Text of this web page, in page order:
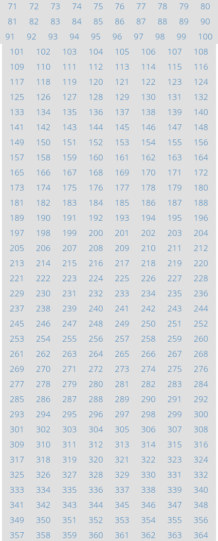
71
72 73 74 75 76 77 78 79
80
81
82 83 84 85 86 87 88 89
90
91
92 93 94 95 96 97 98 99
100
101
102 103 104 105 106 107
108
109
110 111 112 113 114 115
116
117
118 119 120 121 122 123
124
125
126 127 128 129 130 131
132
133
134 135 136 137 138 139
140
141
142 143 144 145 146 147
148
149
150 151 152 153 154 155
156
157
158 159 160 161 162 163
164
165
166 167 168 169 170 171
172
173
174 175 176 177 178 179
180
181
182 183 184 185 186 187
188
189
190 191 192 193 194 195
196
197
198 199 200 201 202 203
204
205
206 207 208 209 210 211
212
213
214 215 216 217 218 219
220
221
222 223 224 225 226 227
228
229
230 231 232 233 234 235
236
237
238 239 240 241 242 243
244
245
246 247 248 249 250 251
252
253
254 255 256 257 258 259
260
261
262 263 264 265 266 267
268
269
270 271 272 273 274 275
276
277
278 279 280 281 282 283
284
285
286 287 288 289 290 291
292
293
294 295 296 297 298 299
300
301
302 303 304 305 306 307
308
309
310 311 312 313 314 315
316
317
318 319 320 321 322 323
324
325
326 327 328 329 330 331
332
333
334 335 336 337 338 339
340
341
342 343 344 345 346 347
348
349
350 351 352 353 354 355
356
357
358 359 360 361 362 363 364